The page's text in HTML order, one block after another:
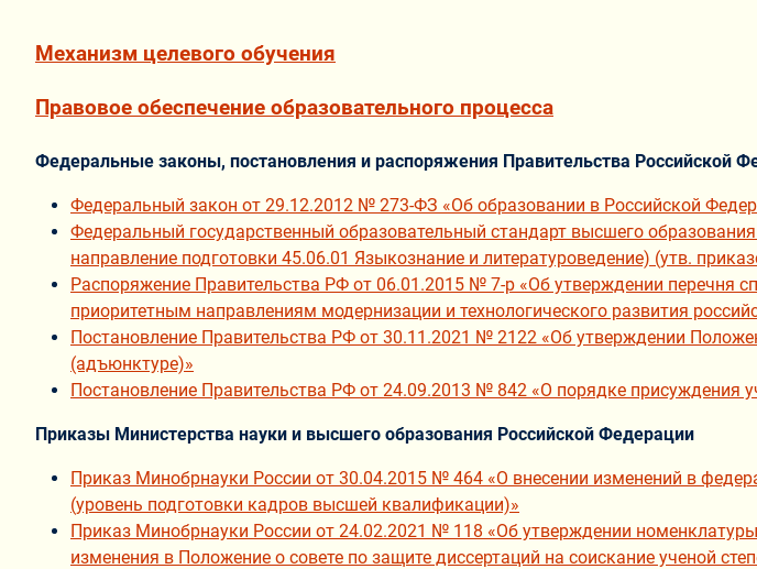
Механизм целевого обучения
Правовое обеспечение образовательного процесса
Федеральные законы, постановления и распоряжения Правительства Российской
Федеральный закон от 29.12.2012 № 273-ФЗ «Об образовании в Российской
Федеральный государственный образовательный стандарт высшего
направление подготовки 45.06.01 Языкознание и литературоведение) (утв.
Распоряжение Правительства РФ от 06.01.2015 № 7-р «Об утверждении перечня
приоритетным направлениям модернизации и технологического развития
Постановление Правительства РФ от 30.11.2021 № 2122 «Об утверждении
(адъюнктуре)»
Постановление Правительства РФ от 24.09.2013 № 842 «О порядке присуждения
Приказы Министерства науки и высшего образования Российской Федерации
Приказ Минобрнауки России от 30.04.2015 № 464 «О внесении изменений в
(уровень подготовки кадров высшей квалификации)»
Приказ Минобрнауки России от 24.02.2021 № 118 «Об утверждении
изменения в Положение о совете по защите диссертаций на соискание ученой